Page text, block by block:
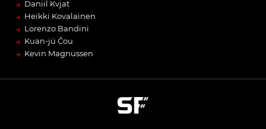
→ Daniil Kvjat
→ Heikki Kovalainen
→ Lorenzo Bandini
→ Kuan-jü Čou
→ Kevin Magnussen